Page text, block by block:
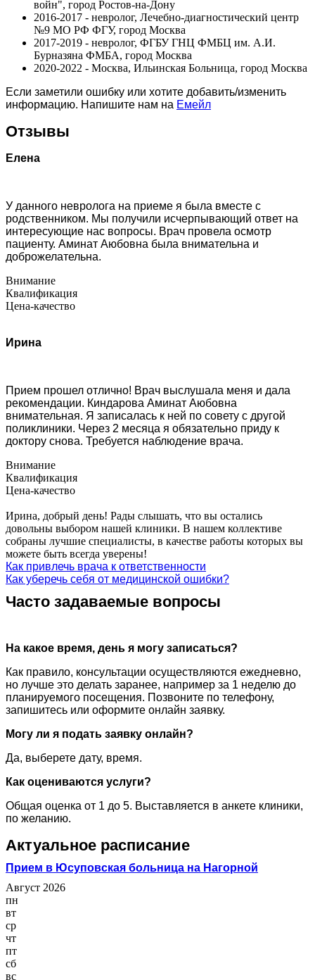
войн", город Ростов-на-Дону
2016-2017 - невролог, Лечебно-диагностический центр
№9 МО РФ ФГУ, город Москва
2017-2019 - невролог, ФГБУ ГНЦ ФМБЦ им. А.И.
Бурназяна ФМБА, город Москва
2020-2022 - Москва, Ильинская Больница, город Москва
Если заметили ошибку или хотите добавить/изменить
информацию. Напишите нам на Емейл
Отзывы
Елена
У данного невролога на приеме я была вместе с
родственником. Мы получили исчерпывающий ответ на
интересующие нас вопросы. Врач провела осмотр
пациенту. Аминат Аюбовна была внимательна и
доброжелательна.
Внимание
Квалификация
Цена-качество
Ирина
Прием прошел отлично! Врач выслушала меня и дала
рекомендации. Киндарова Аминат Аюбовна
внимательная. Я записалась к ней по совету с другой
поликлиники. Через 2 месяца я обязательно приду к
доктору снова. Требуется наблюдение врача.
Внимание
Квалификация
Цена-качество
Ирина, добрый день! Рады слышать, что вы остались
довольны выбором нашей клиники. В нашем коллективе
собраны лучшие специалисты, в качестве работы которых вы
можете быть всегда уверены!
Как привлечь врача к ответственности
Как уберечь себя от медицинской ошибки?
Часто задаваемые вопросы
На какое время, день я могу записаться?
Как правило, консультации осуществляются ежедневно,
но лучше это делать заранее, например за 1 неделю до
планируемого посещения. Позвоните по телефону,
запишитесь или оформите онлайн заявку.
Могу ли я подать заявку онлайн?
Да, выберете дату, время.
Как оцениваются услуги?
Общая оценка от 1 до 5. Выставляется в анкете клиники,
по желанию.
Актуальное расписание
Прием в Юсуповская больница на Нагорной
Август 2026
пн
вт
ср
чт
пт
сб
вс